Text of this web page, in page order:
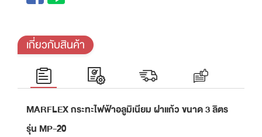
เกี่ยวกับสินค้า
MARFLEX กระทะไฟฟ้าอลูมิเนียม ฝาแก้ว ขนาด 3 ลิตร
รุ่น MP-20